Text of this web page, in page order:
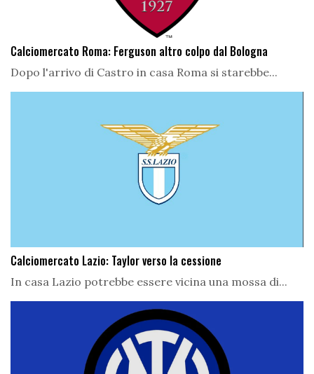
Calciomercato Roma: Ferguson altro colpo dal Bologna
Dopo l'arrivo di Castro in casa Roma si starebbe...
Calciomercato Lazio: Taylor verso la cessione
In casa Lazio potrebbe essere vicina una mossa di...